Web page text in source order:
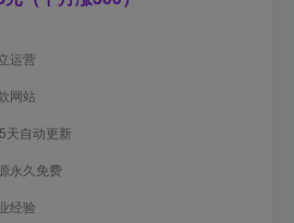
运营
网站
天自动更新
永久免费
经验